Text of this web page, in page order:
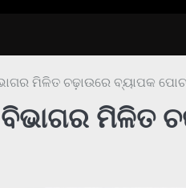
ମିଳିତ ଚଢ଼ାଉରେ ବ୍ୟାପକ
ମିଳିତ